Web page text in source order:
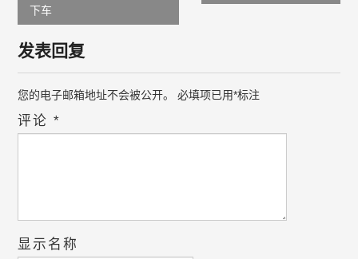
navigation
下车
发表回复
您的电子邮箱地址不会被公开。 必填项已用*标注
评论*
显示名称